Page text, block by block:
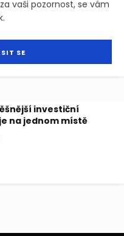
vaši pozornost, se vám
investiční
na jednom místě